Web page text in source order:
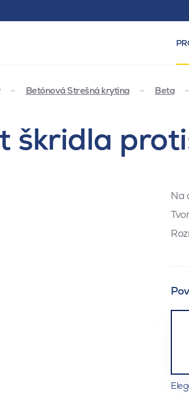
Betónová Strešná krytina Beta
škridla
Na